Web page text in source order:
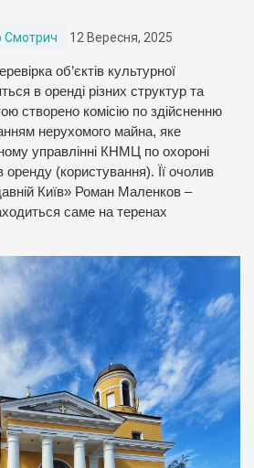
Смотрич 12 Вересня, 2025
об’єктів культурної
в оренді різних структур та
створено комісію по здійсненню
нерухомого майна, яке
управлінні КНМЦ по охороні
оренду (користування). Її очолив
Київ» Роман Маленков –
саме на теренах